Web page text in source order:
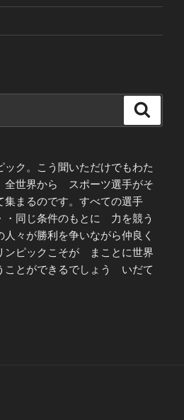
ック。こう聞いただけでもわた
全世界から スポーツ選手がそ
集まるのです。すべての選手
同じ条件のもとに 力を競う
々が勝利を争いながら仲良く
ピックこそが まことに世界
ことができるでしょう いだて